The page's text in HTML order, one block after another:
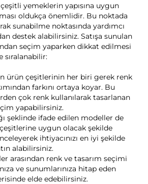
yemeklerin yapısına uygun
oldukça önemlidir. Bu noktada
sunabilme noktasında yardımcı
destek alabilirsiniz. Satışa sunulan
seçim yaparken dikkat edilmesi
sıralanabilir:
ürün çeşitlerinin her biri gerek renk
farkını ortaya koyar. Bu
çok renk kullanılarak tasarlanan
yapabilirsiniz.
şeklinde ifade edilen modeller de
uygun olacak şekilde
ihtiyacınızı en iyi şekilde
alabilirsiniz.
arasından renk ve tasarım seçimi
ve sunumlarınıza hitap eden
elde edebilirsiniz.